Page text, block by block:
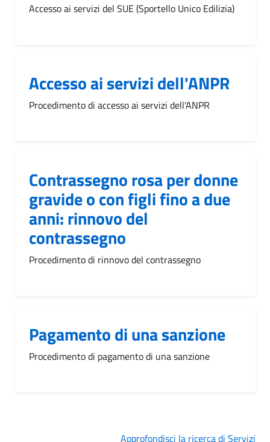
Accesso ai servizi del SUE (Sportello Unico Edilizia)
Accesso ai servizi dell'ANPR
Procedimento di accesso ai servizi dell'ANPR
Contrassegno rosa per donne
gravide o con figli fino a due
anni: rinnovo del
contrassegno
Procedimento di rinnovo del contrassegno
Pagamento di una sanzione
Procedimento di pagamento di una sanzione
Approfondisci la ricerca di Servizi